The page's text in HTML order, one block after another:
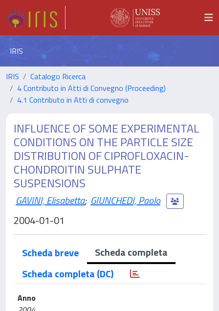
IRIS
IRIS
Catalogo Ricerca
4 Contributo in Atti di Convegno (Proceeding)
4.1 Contributo in Atti di convegno
INFLUENCE OF SOME EXPERIMENTAL
CONDITIONS ON THE PARTICLE SIZE
DISTRIBUTION OF CIPROFLOXACIN-
CHONDROITIN SULPHATE
SUSPENSIONS
GAVINI, Elisabetta; GIUNCHEDI, Paolo
2004-01-01
Scheda breve
Scheda completa
Scheda completa (DC)
Anno